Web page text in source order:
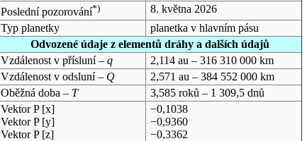
Poslední pozorování*)
8. května 2026
Typ planetky
planetka v hlavním pásu
Odvozené údaje z elementů dráhy a dalších údajů
Vzdálenost v přísluní – q
2,114 au – 316 310 000 km
Vzdálenost v odsluní – Q
2,571 au – 384 552 000 km
Oběžná doba – T
3,585 roků – 1 309,5 dnů
Vektor P [x]
Vektor P [y]
Vektor P [z]
−0,1038
−0,9360
−0,3362